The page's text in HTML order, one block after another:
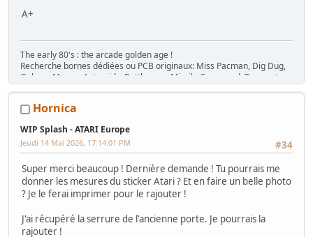
A+
The early 80's : the arcade golden age !
Recherche bornes dédiées ou PCB originaux: Miss Pacman, Dig Dug,
Galaga, Mappy, Asteroids, Battlezone, Missile Command, Tempest,
Star Wars, Donkey Kong (+ Jr), Mario Bros, Moon Patrol, Defender,
Gottlieb des années 80 (Spirit, Amazon Hunt, ...), Baby Pac Man.
Divers : Ice Cold Beer =>
Ma séance sur le divan: c'est grave Docteur ?
Magaming room , mastorage room
Hornica
WIP Splash - ATARI Europe
#34
Jeudi 14 Mai 2026, 17:14:01 PM
Super merci beaucoup ! Dernière demande ! Tu pourrais me
donner les mesures du sticker Atari ? Et en faire un belle photo
? Je le ferai imprimer pour le rajouter !
J'ai récupéré la serrure de l'ancienne porte. Je pourrais la
rajouter !